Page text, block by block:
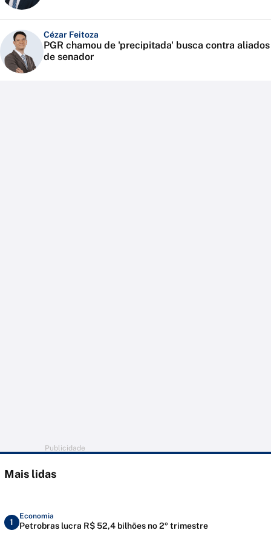
Cézar Feitoza
PGR chamou de 'precipitada' busca contra aliados
de senador
Publicidade
Mais lidas
1
Economia
Petrobras lucra R$ 52,4 bilhões no 2º trimestre